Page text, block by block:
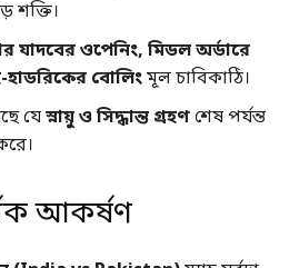
শক্তি।
যাদবের ওপেনিং, মিডল অর্ডারে
হাডরিকের বোলিংমূল চাবিকাঠি।
যেস্নায়ু ও সিদ্ধান্ত গ্রহণশেষ পর্যন্ত
আকর্ষণ